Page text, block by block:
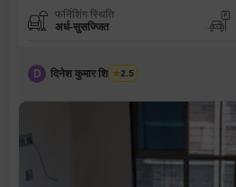
फर्निशिंग स्थिति
अर्ध-सुसज्जित
D दिनेश कुमार शिवंदासोन
2.5